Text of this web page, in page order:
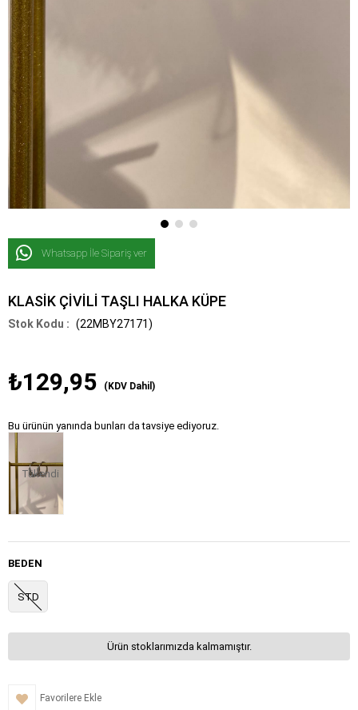
Whatsapp İle Sipariş ver
KLASİK ÇİVİLİ TAŞLI HALKA KÜPE
(22MBY27171)
₺129,95 (KDV Dahil)
Bu ürünün yanında bunları da tavsiye ediyoruz.
Tükendi
BEDEN
STD
Ürün stoklarımızda kalmamıştır.
Favorilere Ekle